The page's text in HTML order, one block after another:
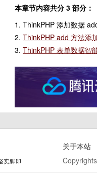
本章节内容共分 3 部分：
1. ThinkPHP 添加数据
2. ThinkPHP add 方法添
3. ThinkPHP 表单数据智
关于本站